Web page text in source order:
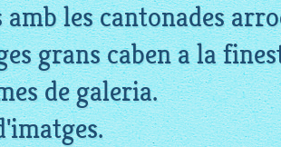
amb les cantonades
grans caben a la
de galeria.